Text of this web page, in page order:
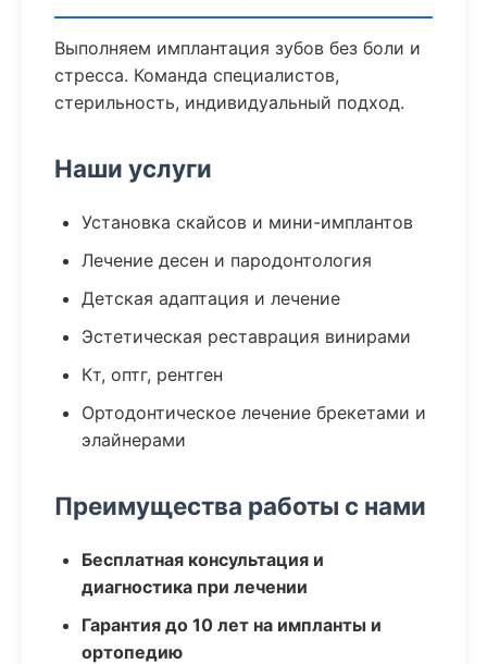
Выполняем имплантация зубов без боли и
стресса. Команда специалистов,
стерильность, индивидуальный подход.
Наши услуги
Установка скайсов и мини-имплантов
Лечение десен и пародонтология
Детская адаптация и лечение
Эстетическая реставрация винирами
Кт, оптг, рентген
Ортодонтическое лечение брекетами и
элайнерами
Преимущества работы с нами
Бесплатная консультация и
диагностика при лечении
Гарантия до 10 лет на импланты и
ортопедию